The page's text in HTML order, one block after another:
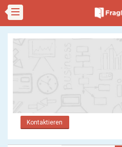
Kontaktieren